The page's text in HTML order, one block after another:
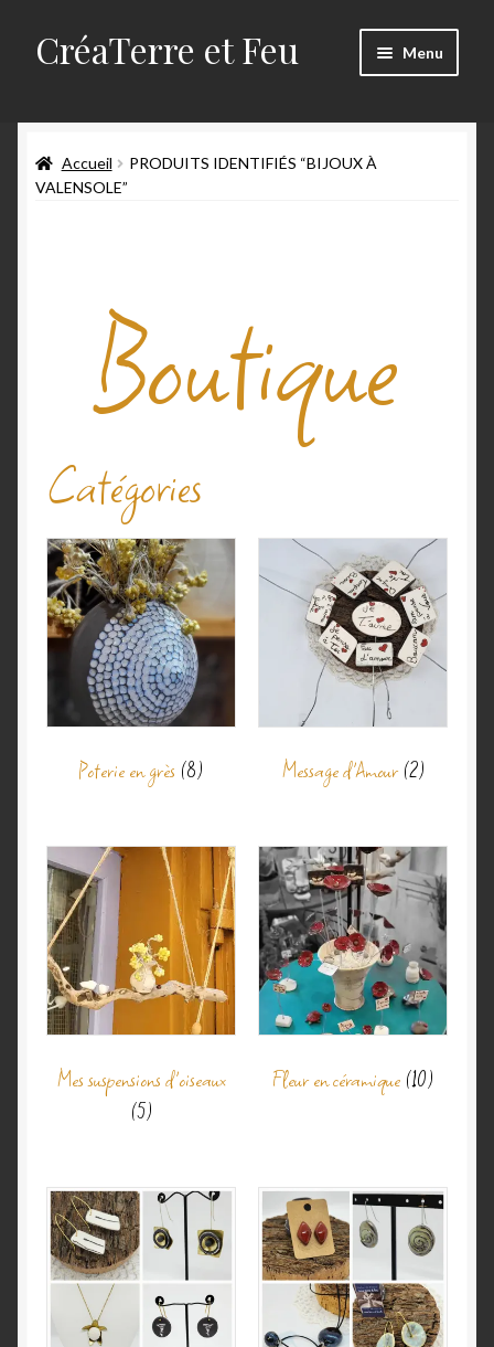
CréaTerre et Feu Menu
Blog
Mon travail
Validation de la commande
Accueil
PRODUITS IDENTIFIÉS “BIJOUX À
VALENSOLE”
Boutique
Catégories
Poterie en grès (8) Message d'Amour(2)
Mes suspensions d'oiseaux
(5)
Fleur en céramique(10)